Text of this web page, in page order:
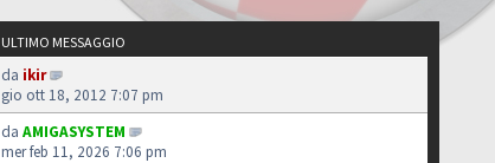
ULTIMO MESSAGGIO
da ikir
gio ott 18, 2012 7:07 pm
da AMIGASYSTEM
mer feb 11, 2026 7:06 pm